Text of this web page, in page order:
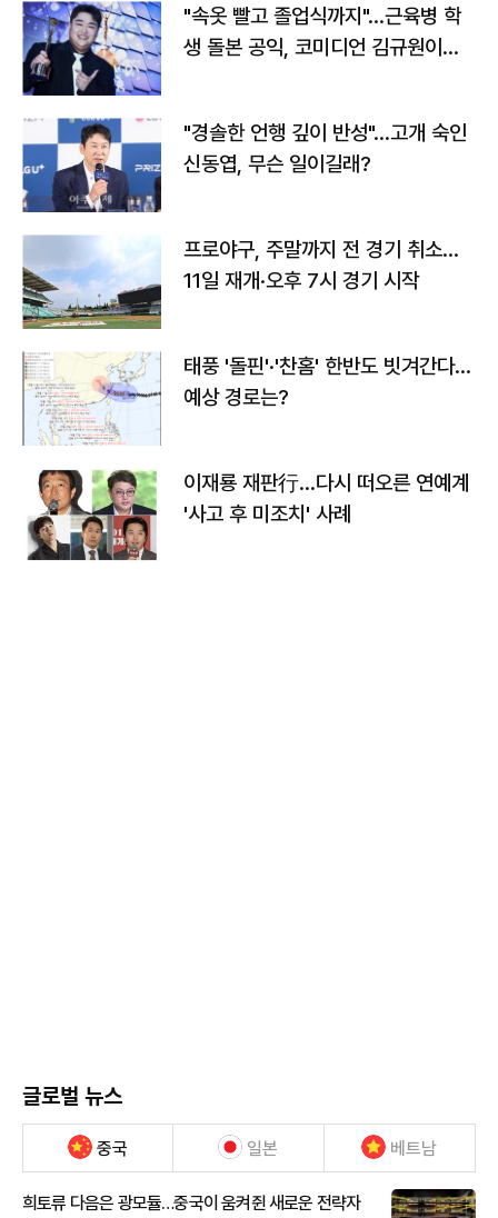
"속옷 빨고 졸업식까지"…근육병 학
생 돌본 공익, 코미디언 김규원이었
"경솔한 언행 깊이 반성"…고개 숙인
신동엽, 무슨 일이길래?
프로야구, 주말까지 전 경기 취소…
11일 재개·오후 7시 경기 시작
태풍 '돌핀'·'찬홈' 한반도 빗겨간다…
예상 경로는?
이재룡 재판行…다시 떠오른 연예계
'사고 후 미조치' 사례
글로벌 뉴스
중국 일본 베트남
희토류 다음은 광모듈…중국이 움켜쥔 새로운 전략자